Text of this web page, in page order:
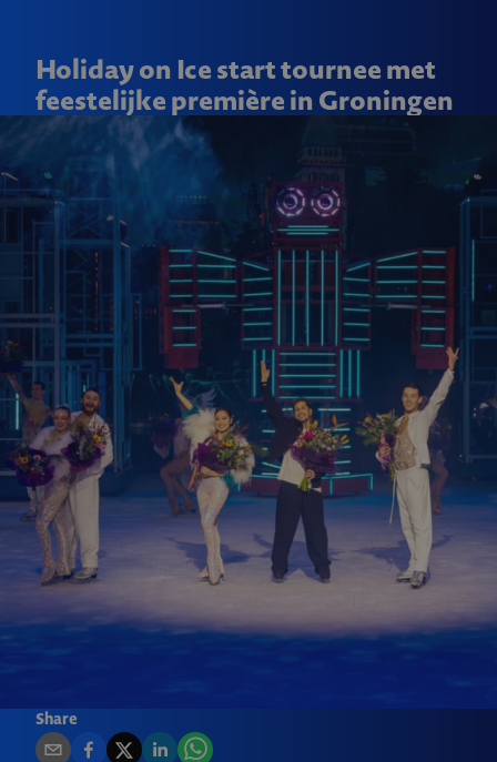
Holiday on Ice start tournee met
feestelijke première in Groningen
Share